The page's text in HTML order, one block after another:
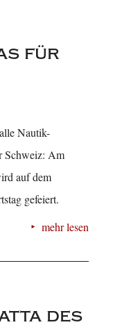
für
Nautik-
Schweiz: Am
auf dem
gefeiert.
mehr lesen
des